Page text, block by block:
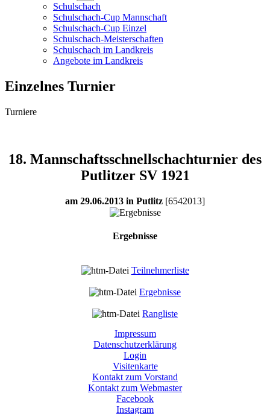
Schulschach
Schulschach-Cup Mannschaft
Schulschach-Cup Einzel
Schulschach-Meisterschaften
Schulschach im Landkreis
Angebote im Landkreis
Einzelnes Turnier
Turniere
18. Mannschaftsschnellschachturnier des
Putlitzer SV 1921
am 29.06.2013 in Putlitz [6542013]
Ergebnisse
Teilnehmerliste
Ergebnisse
Rangliste
keine Turnierspiltter
Presseartikel
Impressum
Datenschutzerklärung
Login
Visitenkarte
Kontakt zum Vorstand
Kontakt zum Webmaster
Facebook
Instagram